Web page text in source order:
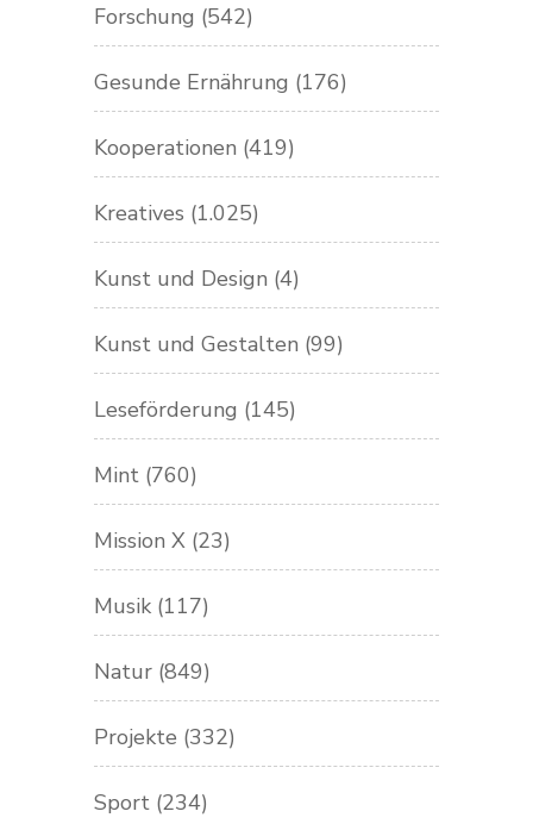
Forschung (542)
Gesunde Ernährung (176)
Kooperationen (419)
Kreatives (1.025)
Kunst und Design (4)
Kunst und Gestalten (99)
Leseförderung (145)
Mint (760)
Mission X (23)
Musik (117)
Natur (849)
Projekte (332)
Sport (234)